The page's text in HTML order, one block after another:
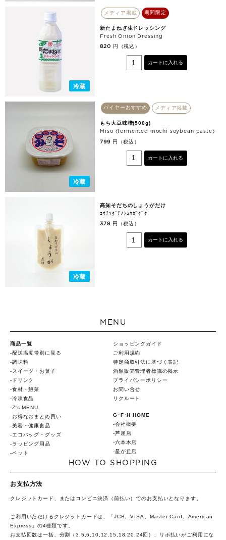
冷蔵
メディア掲載 期間限定
新たまねぎ生ドレッシング
Fresh Onion Dressing
820 円（税込）
カートに入れる
冷蔵
バイヤーおすすめ メディア掲載
もち大豆味噌(500g)
Miso (fermented mochi soybean paste)
799 円（税込）
カートに入れる
冷蔵
高知そだちのしょうがだけ
ｺｳﾁｿﾀﾞﾁﾉｼｮｳｶﾞﾀﾞｹ
378 円（税込）
カートに入れる
MENU
商品一覧
配送温度帯別に見る
調味料
スイーツ・お菓子
ドリンク
食材・惣菜
冷凍食品
Z's MENU
お得なおまとめ買い
美容・健康食品
エコバッグ・グッズ
ラッピング用品
ペット
ショッピングガイド
ご利用規約
特定商取引法に基づく表記
酒類販売管理者標識の掲示
プライバシーポリシー
お問い合せ
リクルート
G･F･H HOME
会社概要
芦屋店
六本木店
星が丘店
HOW TO SHOPPING
お支払方法
クレジットカード、またはコンビニ決済（前払い）でのお支払いとなります。
ご利用いただけるクレジットカードは、「JCB、VISA、Master Card、American
Express」の4種類です。
お支払回数は一括、分割（3,5,6,10,12,15,18,20,24回）、リボ払いがご利用にな